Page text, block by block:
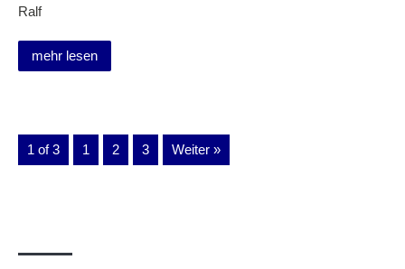
Ralf
mehr lesen
1 of 3 1 2 3 Weiter »